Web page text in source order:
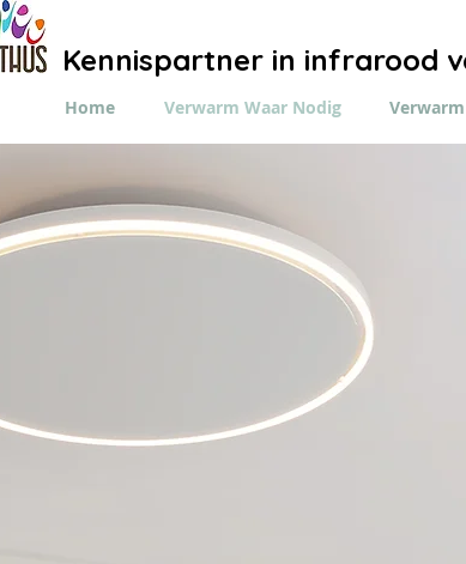
Kennispartner in infrarood
Home Verwarm Waar Nodig